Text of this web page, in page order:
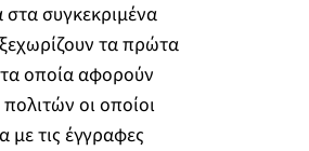
συγκεκριμένα
τα πρώτα
οποία αφορούν
πολιτών οι οποίοι
τις έγγραφες